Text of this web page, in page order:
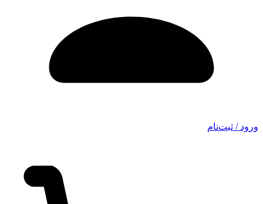
ورود / ثبت‌نام